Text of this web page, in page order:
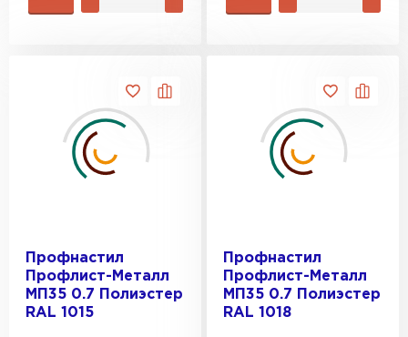
Профнастил
Профлист-Металл
МП35 0.7 Полиэстер
RAL 1015
Профнастил
Профлист-Металл
МП35 0.7 Полиэстер
RAL 1018